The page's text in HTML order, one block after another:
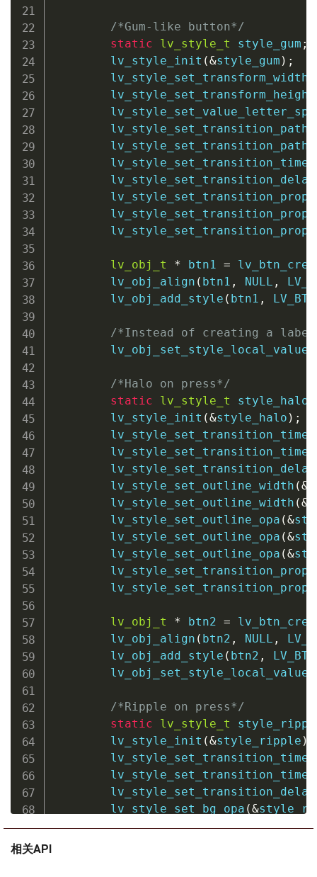
/*Gum-like button*/
static
lv_style_t style_gum ;
lv_style_init (&style_gum ) ;
lv_style_set_transform_width
lv_style_set_transform_height
lv_style_set_transition_path
lv_style_set_transition_path
lv_style_set_transition_time
lv_style_set_transition_delay
lv_obj_t * btn1 =
lv_obj_align ( btn1 , NULL ,
lv_obj_add_style ( btn1 ,
/*Instead of creating a
/*Halo on press*/
static
lv_style_t style_halo
lv_style_init (&style_halo ) ;
lv_style_set_transition_time
lv_style_set_transition_time
lv_style_set_transition_delay
lv_style_set_outline_width (&
lv_style_set_outline_width (&
lv_style_set_outline_opa (&
lv_style_set_outline_opa (&
lv_style_set_outline_opa (&
lv_obj_t * btn2 =
lv_obj_align ( btn2 , NULL ,
lv_obj_add_style ( btn2 ,
/*Ripple on press*/
static
lv_style_t
lv_style_init (&style_ripple )
lv_style_set_transition_time
lv_style_set_transition_time
lv_style_set_transition_delay
lv_style_set_bg_opa (&
lv_style_set_bg_opa(&
相关API